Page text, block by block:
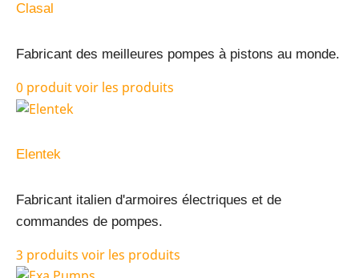
Clasal
Fabricant des meilleures pompes à pistons au monde.
0 produitvoir les produits
Elentek
Fabricant italien d'armoires électriques et de
commandes de pompes.
3 produits voir les produits